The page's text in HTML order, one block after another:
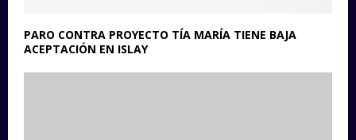
PARO CONTRA PROYECTO TÍA MARÍA TIENE BAJA
ACEPTACIÓN EN ISLAY